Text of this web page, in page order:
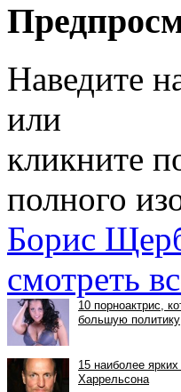
Наведите
или
кликните
полного
Борис
смотреть